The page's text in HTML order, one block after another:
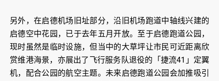
另外，在启德机场旧址部分，沿旧机场跑道中轴线兴建的
启德空中花园，已于去年五月开放。至于启德跑道公园，
现时虽然是临时设施，但当中的大草坪让市民可近距离欣
赏维港海景，亦展出了飞行服务队退役的「捷流41」定翼
机，配合公园的航空主题。未来启德跑道公园会加推吸引